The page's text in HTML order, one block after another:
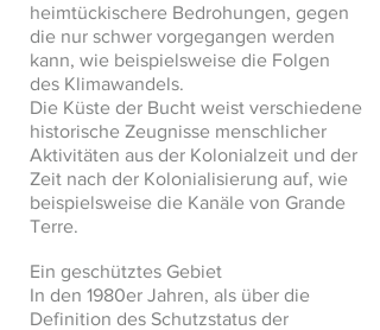
heimtückischere Bedrohungen, gegen
die nur schwer vorgegangen werden
kann, wie beispielsweise die Folgen
des Klimawandels.
Die Küste der Bucht weist verschiedene
historische Zeugnisse menschlicher
Aktivitäten aus der Kolonialzeit und der
Zeit nach der Kolonialisierung auf, wie
beispielsweise die Kanäle von Grande
Terre.
Ein geschütztes Gebiet
In den 1980er Jahren, als über die
Definition des Schutzstatus der